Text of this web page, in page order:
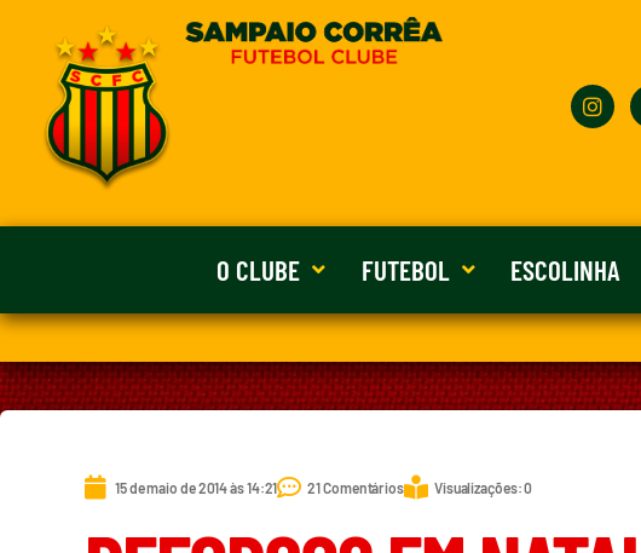
O CLUBE FUTEBOL ESCOLINHA
15 de maio de 2014 às 14:21 21 Comentários Visualizações: 0